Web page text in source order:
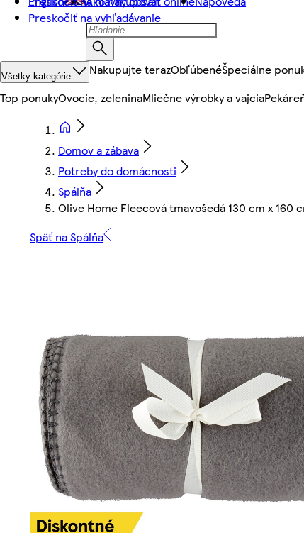
Preskočiť na vyhľadávanie
Všetky kategórie Nakupujte terazObľúbenéŠpeciálne
Top ponukyOvocie, zeleninaMliečne výrobky a vajcia
Domov a zábava
Potreby do domácnosti
Spálňa
Olive Home Fleecová tmavošedá 130 cm x 160
Späť na Spálňa